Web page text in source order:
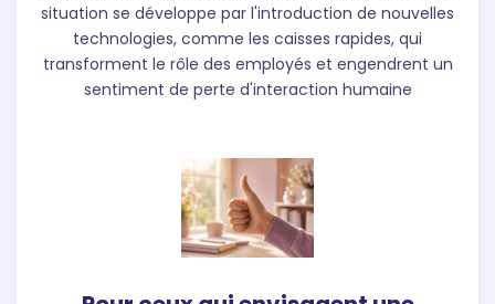
situation se développe par l'introduction de nouvelles
technologies, comme les caisses rapides, qui
transforment le rôle des employés et engendrent un
sentiment de perte d'interaction humaine​​